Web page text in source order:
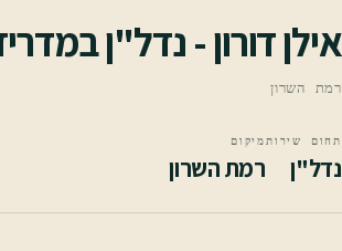
אילן דורון - נדל"ן
רמת השרון
תחום שירות
נדל"ן
מיקום
רמת השרון